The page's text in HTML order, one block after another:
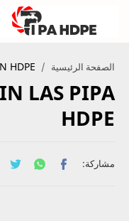
الصفحة الرئيسية HDPE
LAS PIPA
HDPE